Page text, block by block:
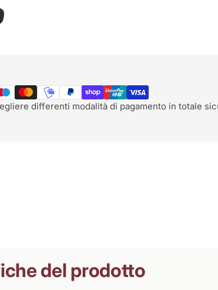
differenti modalità di pagamento in totale
del prodotto